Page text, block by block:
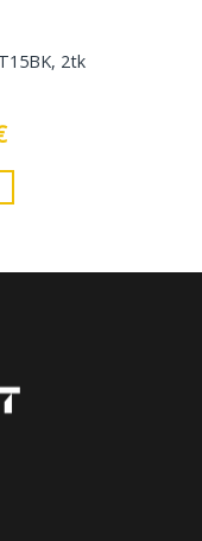
2tk